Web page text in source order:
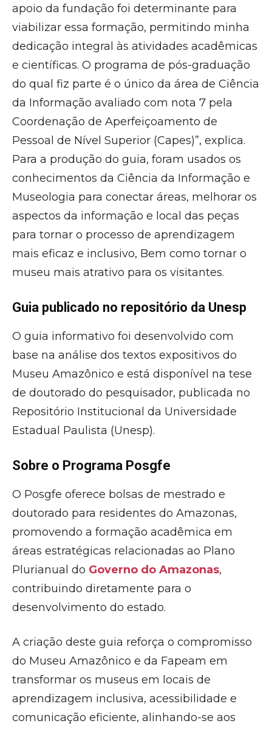
apoio da fundação foi determinante para
viabilizar essa formação, permitindo minha
dedicação integral às atividades acadêmicas
e científicas. O programa de pós-graduação
do qual fiz parte é o único da área de Ciência
da Informação avaliado com nota 7 pela
Coordenação de Aperfeiçoamento de
Pessoal de Nível Superior (Capes)”, explica.
Para a produção do guia, foram usados os
conhecimentos da Ciência da Informação e
Museologia para conectar áreas, melhorar os
aspectos da informação e local das peças
para tornar o processo de aprendizagem
mais eficaz e inclusivo, Bem como tornar o
museu mais atrativo para os visitantes.
Guia publicado no repositório da Unesp
O guia informativo foi desenvolvido com
base na análise dos textos expositivos do
Museu Amazônico e está disponível na tese
de doutorado do pesquisador, publicada no
Repositório Institucional da Universidade
Estadual Paulista (Unesp).
Sobre o Programa Posgfe
O Posgfe oferece bolsas de mestrado e
doutorado para residentes do Amazonas,
promovendo a formação acadêmica em
áreas estratégicas relacionadas ao Plano
Plurianual do Governo do Amazonas,
contribuindo diretamente para o
desenvolvimento do estado.
A criação deste guia reforça o compromisso
do Museu Amazônico e da Fapeam em
transformar os museus em locais de
aprendizagem inclusiva, acessibilidade e
comunicação eficiente, alinhando-se aos